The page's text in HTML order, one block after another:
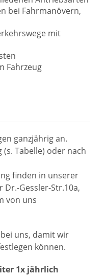
bei Fahrmanövern,
mit
Fahrzeug
ganzjährig an.
Tabelle) oder nach
finden in unserer
Dr.-Gessler-Str.10a,
von uns
uns, damit wir
können.
1x jährlich